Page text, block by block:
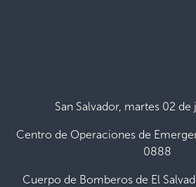
San Salvador, martes 02
Centro de Operaciones de
0888
Cuerpo de Bomberos de El